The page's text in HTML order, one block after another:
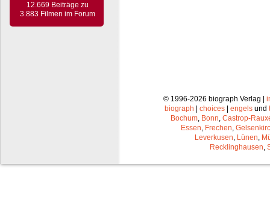
12.669 Beiträge zu
3.883 Filmen im Forum
© 1996-2026 biograph Verlag |
biograph
choices engels und
Bochum, Bonn, Castrop-
Essen, Frechen,
Leverkusen, Lünen,
Recklinghausen,